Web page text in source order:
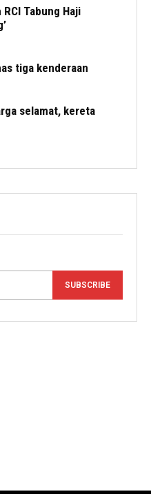
Tabung Haji
tiga kenderaan
selamat, kereta
SUBSCRIBE